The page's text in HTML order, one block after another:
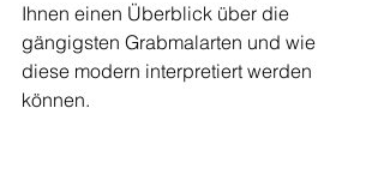
Ihnen einen Überblick über die
gängigsten Grabmalarten und wie
diese modern interpretiert werden
können.